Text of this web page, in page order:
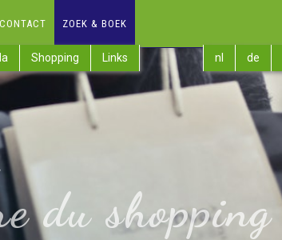
CONTACT ZOEK & BOEK
Shopping Links nl de
du shopping